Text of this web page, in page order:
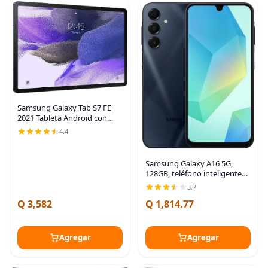
Samsung Galaxy Tab S7 FE
2021 Tableta Android con
pantalla de 12.4 pulgadas,
4.4
Q 3,582
Agregar
Samsung Galaxy A16 5G,
128GB, teléfono inteligente
Android, pantalla AMOLED,
carga rápida,
almacenamiento expandible,
3.7
Q 1,814.77
Agregar